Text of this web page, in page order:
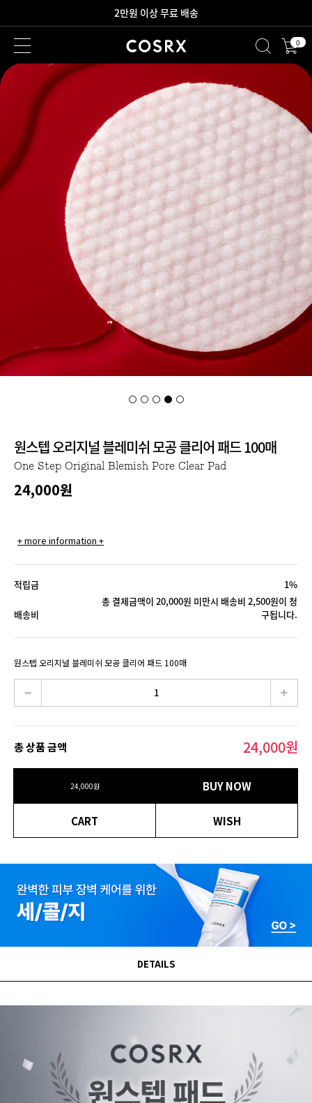
새로워진 회원 혜택을 만나보세요!
2만원 이상 무료 배송 0
원스텝 오리지널 블레미쉬 모공 클리어 패드 100매
One Step Original Blemish Pore Clear Pad
24,000원
+ more information +
적립금 1%
배송비
총 결제금액이 20,000원 미만시 배송비 2,500원이 청
구됩니다.
원스텝 오리지널 블레미쉬 모공 클리어 패드 100매
총 상품 금액 24,000원
24,000원 BUY NOW
CART WISH
DETAILS